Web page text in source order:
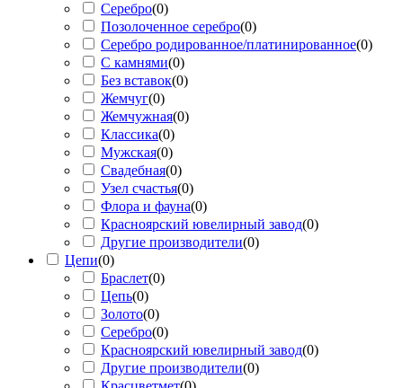
Серебро(0)
Позолоченное серебро(0)
Серебро родированное/платинированное(0)
С камнями(0)
Без вставок(0)
Жемчуг(0)
Жемчужная(0)
Классика(0)
Мужская(0)
Свадебная(0)
Узел счастья(0)
Флора и фауна(0)
Красноярский ювелирный завод(0)
Другие производители(0)
Цепи(0)
Браслет(0)
Цепь(0)
Золото(0)
Серебро(0)
Красноярский ювелирный завод(0)
Другие производители(0)